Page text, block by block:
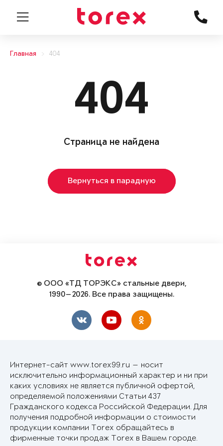
Главная 404
404
Страница не найдена
Вернуться в парадную
© ООО «ТД ТОРЭКС» стальные двери,
1990—2026. Все права защищены.
Интернет-сайт www.torex99.ru — носит
исключительно информационный характер и ни при
каких условиях не является публичной офертой,
определяемой положениями Статьи 437
Гражданского кодекса Российской Федерации. Для
получения подробной информации о стоимости
продукции компании Torex обращайтесь в
фирменные точки продаж Torex в Вашем городе.